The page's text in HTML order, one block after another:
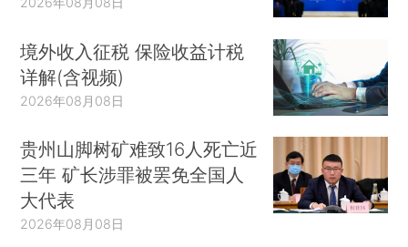
境外收入征税 保险收益计税
详解(含视频)
2026年08月08日
贵州山脚树矿难致16人死亡近
三年 矿长涉罪被罢免全国人
大代表
2026年08月08日